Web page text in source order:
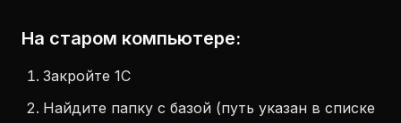
На старом компьютере:
Закройте 1С
Найдите папку с базой (путь указан в списке